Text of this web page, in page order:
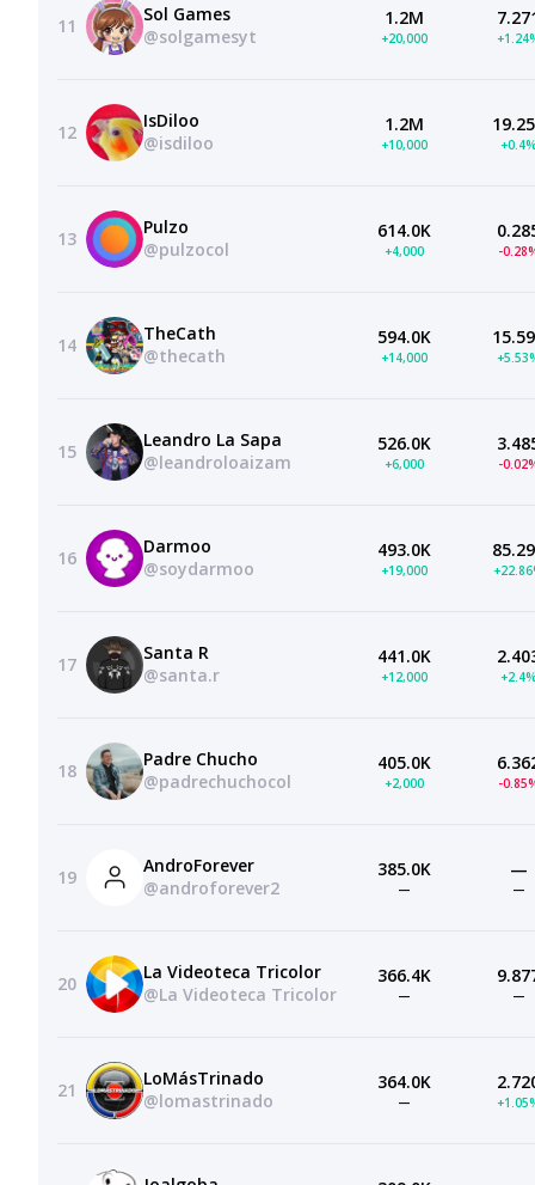
11
Sol Games
@solgamesyt
1.2M
+20,000
12
IsDiloo
@isdiloo
1.2M
+10,000
13
Pulzo
@pulzocol
614.0K
+4,000 -
14
TheCath
@thecath
594.0K
+14,000
15
Leandro La Sapa
@leandroloaizam
526.0K
+6,000 -
16
Darmoo
@soydarmoo
493.0K
+19,000
17
Santa R
@santa.r
441.0K
+12,000
18
Padre Chucho
@padrechuchocol
405.0K
+2,000 -
19
AndroForever
@androforever2
385.0K
—
—
—
20
La Videoteca Tricolor
@La Videoteca Tricolor
366.4K
— —
21
LoMásTrinado
@lomastrinado
364.0K
—